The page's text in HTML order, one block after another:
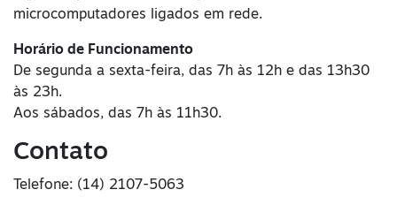
microcomputadores ligados em rede.
Horário de Funcionamento
De segunda a sexta-feira, das 7h às 12h e das 13h30
às 23h.
Aos sábados, das 7h às 11h30.
Contato
Telefone: (14) 2107-5063